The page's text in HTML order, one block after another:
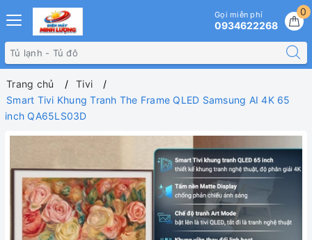
0
Gọi miễn phí
0934622268
Trang chủ
Tivi
Smart Tivi Khung Tranh The Frame QLED Samsung AI 4K 65
inch QA65LS03D